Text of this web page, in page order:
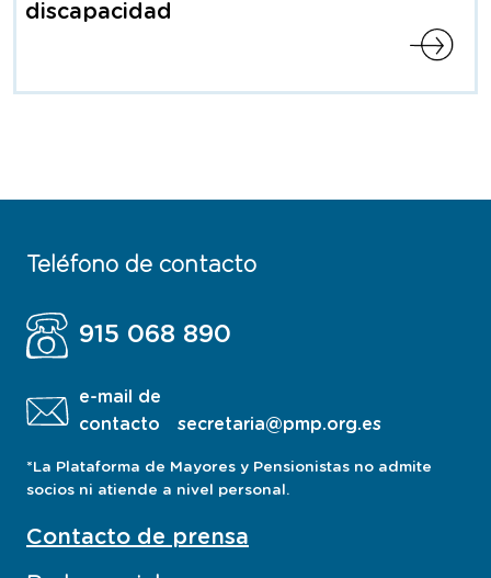
discapacidad
Teléfono de contacto
915 068 890
e-mail de
contacto
secretaria@pmp.org.es
*La Plataforma de Mayores y Pensionistas no admite
socios ni atiende a nivel personal.
Contacto de prensa